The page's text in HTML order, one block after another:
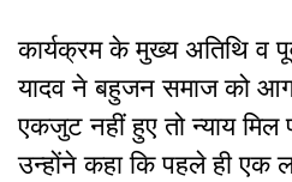
कार्यक्रम के मुख्य अतिथि व
यादव ने बहुजन समाज को
एकजुट नहीं हुए तो न्याय मिल
उन्होंने कहा कि पहले ही एक